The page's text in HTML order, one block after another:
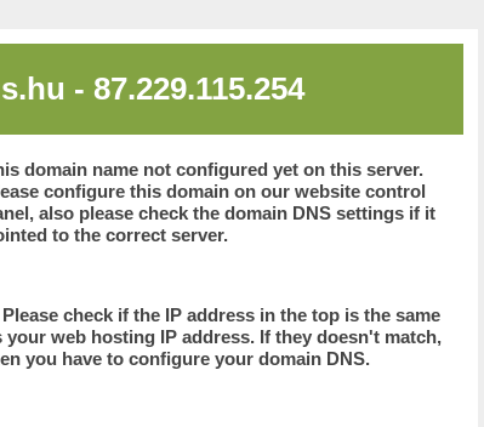
- 87.229.115.254
domain name not configured yet on this server.
configure this domain on our website control
also please check the domain DNS settings if it
to the correct server.
Please check if the IP address in the top is the same
your web hosting IP address. If they doesn't match,
you have to configure your domain DNS.